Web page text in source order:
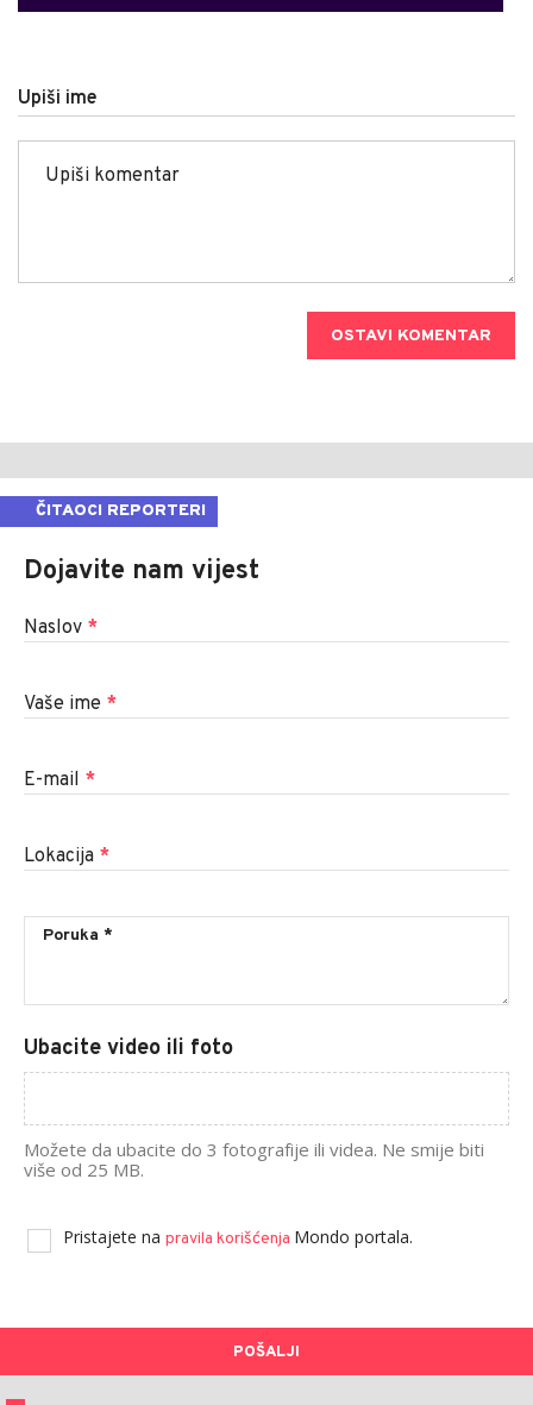
Upiši ime
OSTAVI KOMENTAR
ČITAOCI REPORTERI
Dojavite nam vijest
Naslov *
Vaše ime *
E-mail *
Lokacija *
Ubacite video ili foto
Možete da ubacite do 3 fotografije ili videa. Ne smije biti
više od 25 MB.
Pristajete na pravila korišćenja Mondo portala.
POŠALJI